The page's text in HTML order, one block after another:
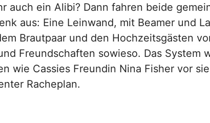
auch ein Alibi? Dann fahren beide
aus: Eine Leinwand, mit Beamer und
Brautpaar und den Hochzeitsgästen
Freundschaften sowieso. Das
wie Cassies Freundin Nina Fisher vor
Racheplan.